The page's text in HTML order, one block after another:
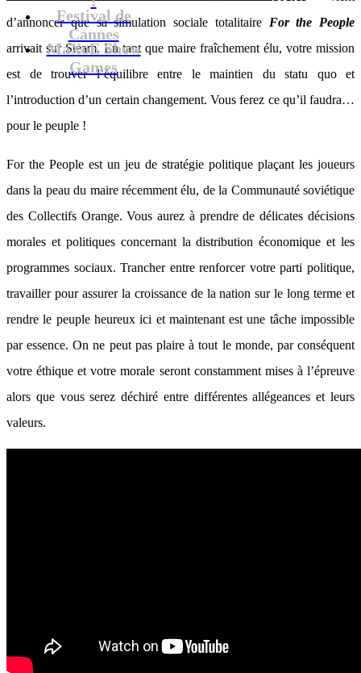
Festival de
Cannes
MaXoE Show
Games
d’annoncer que sa simulation sociale totalitaire For the People
arrivait sur Steam. En tant que maire fraîchement élu, votre mission
est de trouver l’équilibre entre le maintien du statu quo et
l’introduction d’un certain changement. Vous ferez ce qu’il faudra…
pour le peuple !
For the People est un jeu de stratégie politique plaçant les joueurs
dans la peau du maire récemment élu, de la Communauté soviétique
des Collectifs Orange. Vous aurez à prendre de délicates décisions
morales et politiques concernant la distribution économique et les
programmes sociaux. Trancher entre renforcer votre parti politique,
travailler pour assurer la croissance de la nation sur le long terme et
rendre le peuple heureux ici et maintenant est une tâche impossible
par essence. On ne peut pas plaire à tout le monde, par conséquent
votre éthique et votre morale seront constamment mises à l’épreuve
alors que vous serez déchiré entre différentes allégeances et leurs
valeurs.